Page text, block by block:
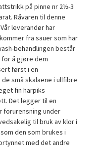
på pinne nr 2½-3
Råvaren til denne
leverandør har
fra sauer som har
behandlingen består
å gjøre dem
først i en
små skalaene i ullfibre
fin harpiks
Det legger til en
forurensning under
til bruk av klor i
den som brukes i
med det andre